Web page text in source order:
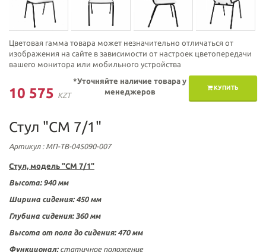
Цветовая гамма товара может незначительно отличаться от
изображения на сайте в зависимости от настроек цветопередачи
вашего монитора или мобильного устройства
10 575 KZT
КУПИТЬ
*Уточняйте наличие товара у
менеджеров
Стул "СМ 7/1"
Артикул: МП-ТВ-045090-007
Стул, модель "СМ 7/1"
Высота: 940 мм
Ширина сидения: 450 мм
Глубина сидения: 360 мм
Высота от пола до сидения: 470 мм
Функционал:статичное положение